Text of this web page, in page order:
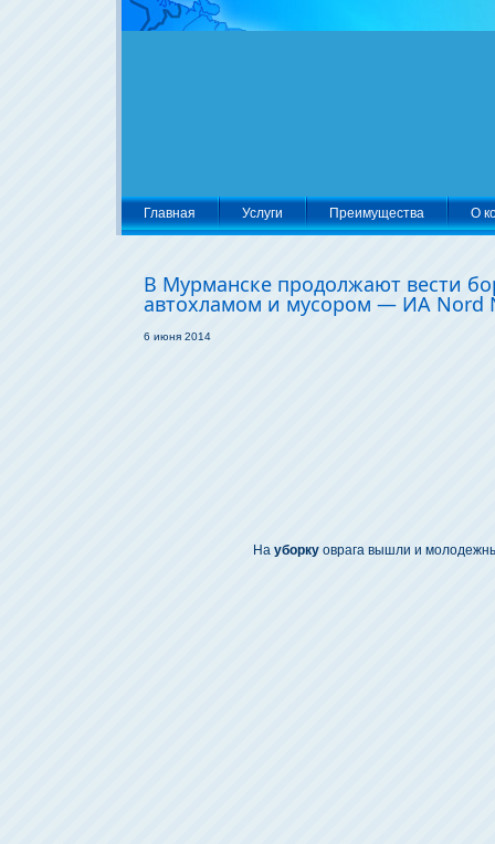
Главная Услуги Преимущества О
В Мурманске продолжают вести
автохламом и мусором — ИА Nord
6 июня 2014
На уборкуоврага вышли и